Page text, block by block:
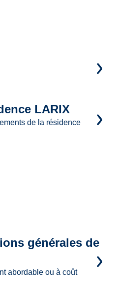
LARIX
de la résidence
générales de
abordable ou à coût